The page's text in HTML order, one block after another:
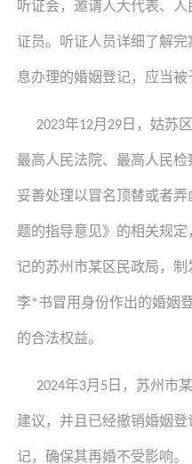
听证会，邀请人大代表、
证员。听证人员详细了解完
息办理的婚姻登记，应当被
2023年12月 29日，姑苏
最高人民法院、最高人民
妥善处理以冒名顶替或者
题的指导意见》的相关规定
记的苏州市某区民政局，
李*书冒用身份作出的婚姻
的合法权益。
2024年3月 5 日，苏州市
建议，并且已经撤销婚姻登
记，确保其再婚不受影响。